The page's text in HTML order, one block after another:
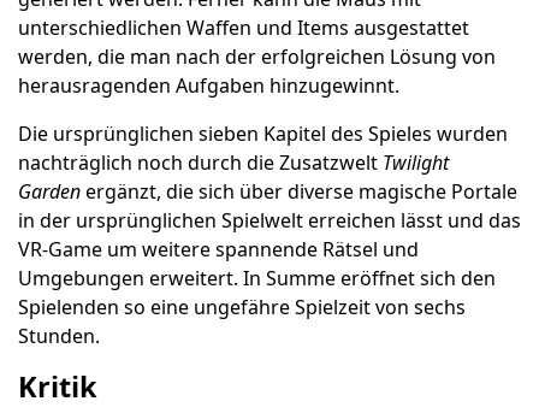
unterschiedlichen Waffen und Items ausgestattet
werden, die man nach der erfolgreichen Lösung von
herausragenden Aufgaben hinzugewinnt.
Die ursprünglichen sieben Kapitel des Spieles wurden
nachträglich noch durch die Zusatzwelt Twilight
Gardenergänzt, die sich über diverse magische Portale
in der ursprünglichen Spielwelt erreichen lässt und das
VR-Game um weitere spannende Rätsel und
Umgebungen erweitert. In Summe eröffnet sich den
Spielenden so eine ungefähre Spielzeit von sechs
Stunden.
Kritik